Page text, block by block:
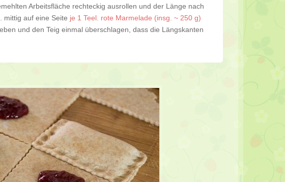
Arbeitsfläche rechteckig ausrollen und der Länge nach
mittig auf eine Seite je 1 Teel. rote Marmelade (insg. ~ 250 g)
und den Teig einmal überschlagen, dass die Längskanten